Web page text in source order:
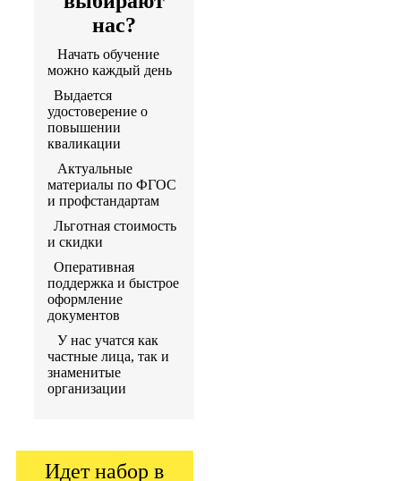
нас?
Начать обучение
можно каждый день
Выдается
удостоверение о
повышении
кваликации
Актуальные
материалы по ФГОС
и профстандартам
Льготная стоимость
и скидки
Оперативная
поддержка и быстрое
оформление
документов
У нас учатся как
частные лица, так и
знаменитые
организации
Идет набор в